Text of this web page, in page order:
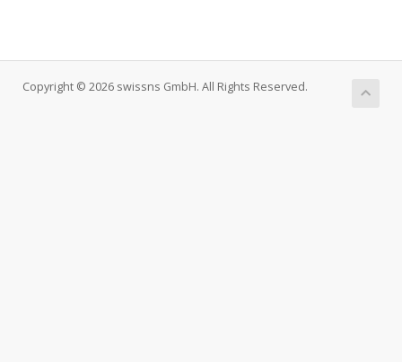
Copyright © 2026 swissns GmbH. All Rights Reserved.